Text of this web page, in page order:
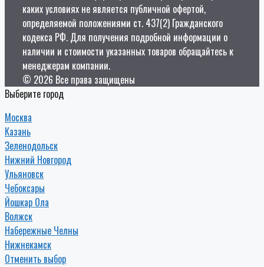
каких условиях не является публичной офертой,
определяемой положениями ст. 437(2) Гражданского
кодекса РФ. Для получения подробной информации о
наличии и стоимости указанных товаров обращайтесь к
менеджерам компании.
© 2026 Все права защищены
Выберите город
Москва
Казань
Зеленодольск
Нижний Новгород
Ульяновск
Чебоксары
Йошкар Ола
Волжск
Набережные Челны
Нижнекамск
Отменить выбор